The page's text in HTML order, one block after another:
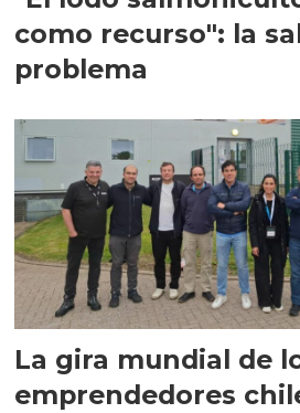
como recurso": la
problema
La gira mundial de
emprendedores